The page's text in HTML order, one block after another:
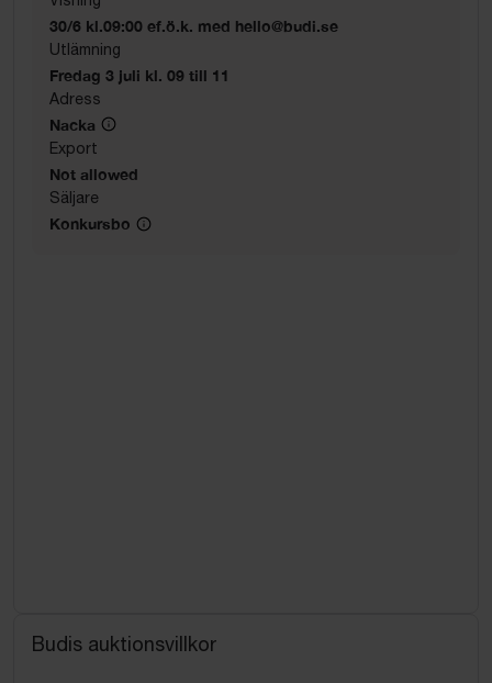
30/6 kl.09:00 ef.ö.k. med hello@budi.se
Utlämning
Fredag 3 juli kl. 09 till 11
Adress
Nacka
Export
Not allowed
Säljare
Konkursbo
Budis auktionsvillkor